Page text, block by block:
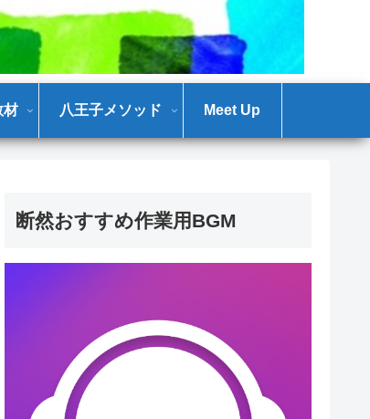
材 八王子メソッド Meet Up
断然おすすめ作業用BGM